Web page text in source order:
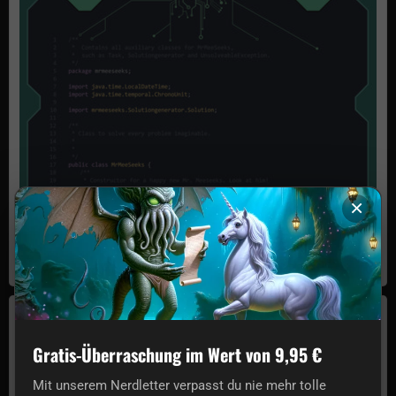
Poster con codice Mr Meeseeks Box o' Fun
€7,12
In magazzino
Poster di Jurassic World: i dinosauri
×
Gratis-Überraschung im Wert von 9,95 €
Mit unserem Nerdletter verpasst du nie mehr tolle